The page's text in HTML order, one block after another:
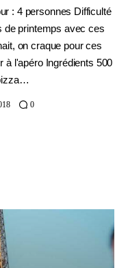
: 4 personnes Difficulté
de printemps avec ces
on craque pour ces
à l'apéro Ingrédients 500
0